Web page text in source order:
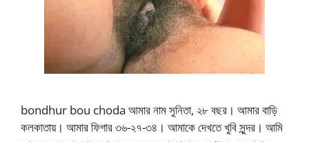
bondhur bou choda আমার নাম সুনিতা, ২৮ বছর। আমার বাড়ি
কলকাতায়। আমার ফিগার ৩৬-২৭-৩৪। আমাকে দেখতে খুবি সুন্দর। আমি